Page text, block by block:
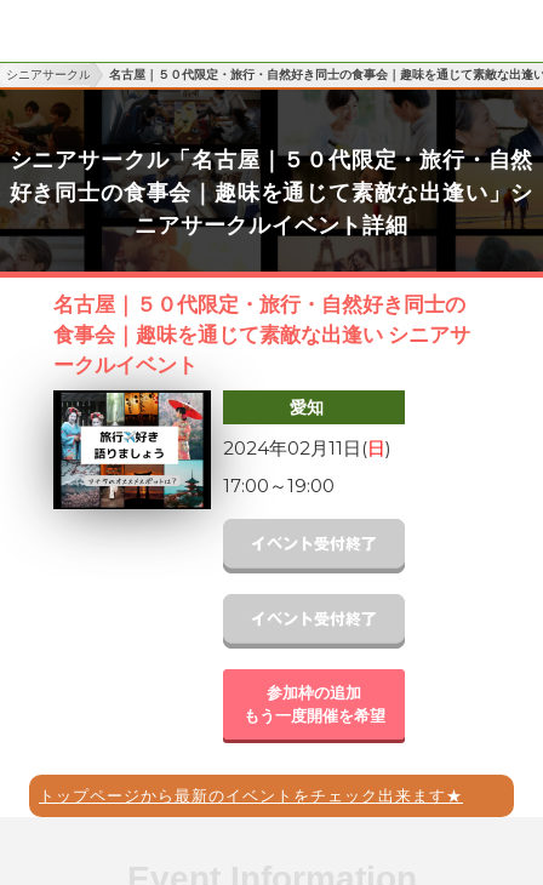
シニアサークル 名古屋｜５０代限定・旅行・自然好き同士の食事会｜趣味を通じて素敵な出逢
シニアサークル「名古屋｜５０代限定・旅行・自然
好き同士の食事会｜趣味を通じて素敵な出逢い」シ
ニアサークルイベント詳細
名古屋｜５０代限定・旅行・自然好き同士の
食事会｜趣味を通じて素敵な出逢い シニアサ
ークルイベント
愛知
2024年02月11日(日)
17:00 ～19:00
参加枠の追加
もう一度開催を希望
トップページから最新のイベントをチェック出来ます★